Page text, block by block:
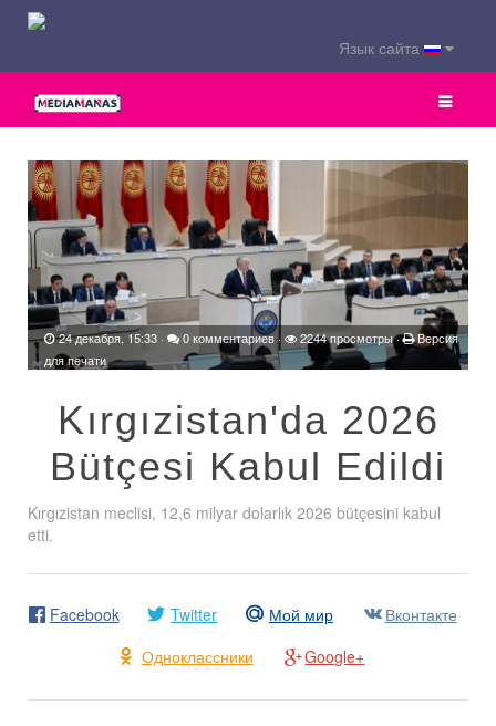
Язык сайта
24 декабря, 15:33 · 0 комментариев · 2244 просмотры ·
Версия
для печати
Kırgızistan'da 2026
Bütçesi Kabul Edildi
Kırgızistan meclisi, 12,6 milyar dolarlık 2026 bütçesini kabul
etti.
Facebook Twitter Мой мир
Вконтакте
Одноклассники
Google+